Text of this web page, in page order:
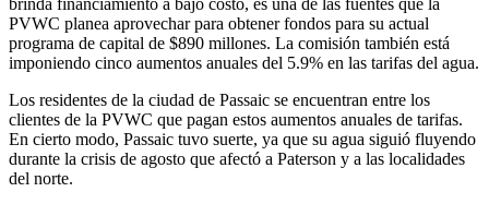
PVWC planea aprovechar para obtener fondos para su actual
programa de capital de $890 millones. La comisión también está
imponiendo cinco aumentos anuales del 5.9% en las tarifas del agua.
Los residentes de la ciudad de Passaic se encuentran entre los
clientes de la PVWC que pagan estos aumentos anuales de tarifas.
En cierto modo, Passaic tuvo suerte, ya que su agua siguió fluyendo
durante la crisis de agosto que afectó a Paterson y a las localidades
del norte.